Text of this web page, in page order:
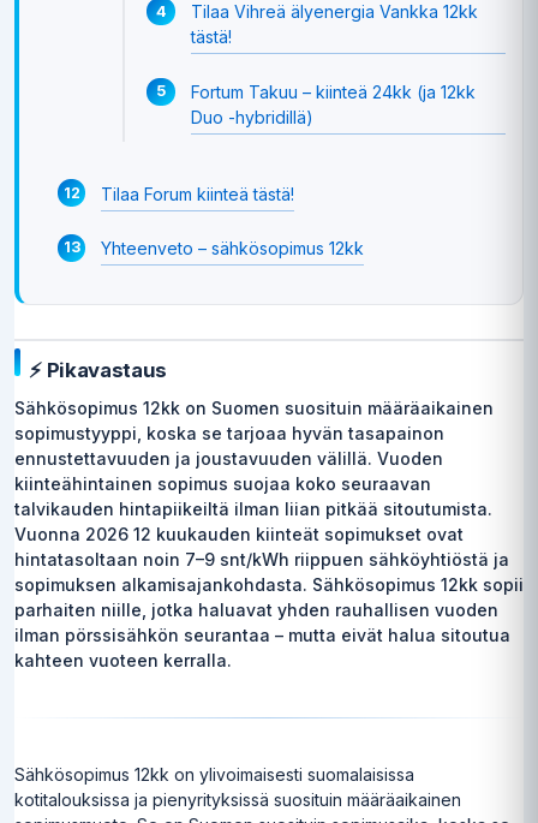
Tilaa Vihreä älyenergia Vankka 12kk
tästä!
Fortum Takuu – kiinteä 24kk (ja 12kk
Duo -hybridillä)
Tilaa Forum kiinteä tästä!
Yhteenveto – sähkösopimus 12kk
⚡ Pikavastaus
Sähkösopimus 12kk on Suomen suosituin määräaikainen
sopimustyyppi, koska se tarjoaa hyvän tasapainon
ennustettavuuden ja joustavuuden välillä. Vuoden
kiinteähintainen sopimus suojaa koko seuraavan
talvikauden hintapiikeiltä ilman liian pitkää sitoutumista.
Vuonna 2026 12 kuukauden kiinteät sopimukset ovat
hintatasoltaan noin 7–9 snt/kWh riippuen sähköyhtiöstä ja
sopimuksen alkamisajankohdasta. Sähkösopimus 12kk sopii
parhaiten niille, jotka haluavat yhden rauhallisen vuoden
ilman pörssisähkön seurantaa – mutta eivät halua sitoutua
kahteen vuoteen kerralla.
Sähkösopimus 12kk on ylivoimaisesti suomalaisissa
kotitalouksissa ja pienyrityksissä suosituin määräaikainen